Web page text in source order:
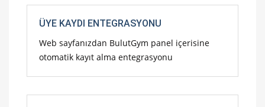
ÜYE KAYDI ENTEGRASYONU
Web sayfanızdan BulutGym panel içerisine
otomatik kayıt alma entegrasyonu